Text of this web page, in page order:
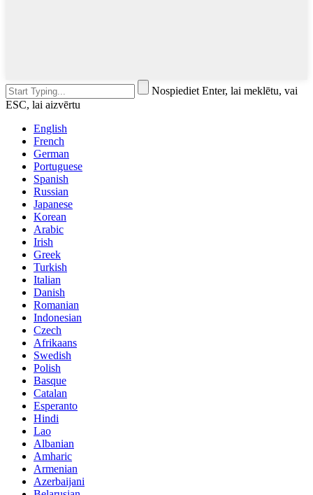
Nospiediet Enter, lai meklētu, vai
ESC, lai aizvērtu
English
French
German
Portuguese
Spanish
Russian
Japanese
Korean
Arabic
Irish
Greek
Turkish
Italian
Danish
Romanian
Indonesian
Czech
Afrikaans
Swedish
Polish
Basque
Catalan
Esperanto
Hindi
Lao
Albanian
Amharic
Armenian
Azerbaijani